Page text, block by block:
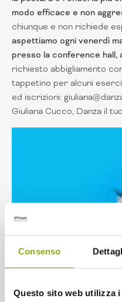
Consenso
Questo sito web utilizza
modo efficace e non
chiunque e non richiede
aspettiamo ogni venerdì
presso la conference hall,
richiesto abbigliamento
tappetino per alcuni
ed iscrizioni:
Giuliana Cucco, Danza il